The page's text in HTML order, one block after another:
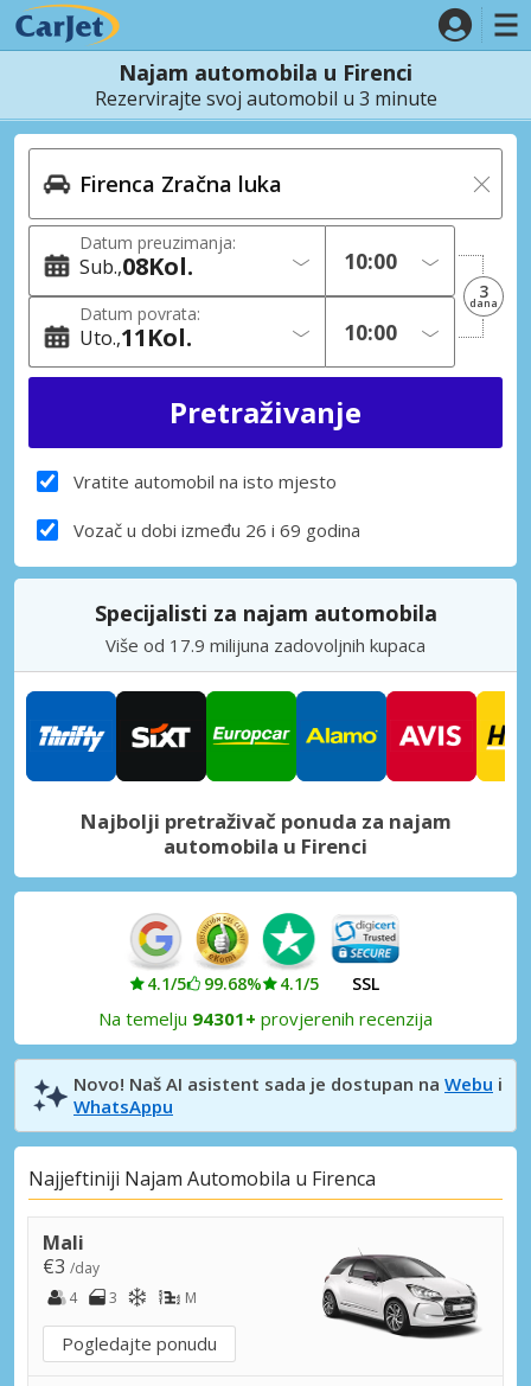
Najam automobila u Firenci
Rezervirajte svoj automobil u 3 minute
Datum preuzimanja:
Sub. 08Kol.
Datum povrata:
Uto. 11Kol.
3
dana
Vratite automobil na isto mjesto
Vozač u dobi između 26 i 69 godina
Specijalisti za najam automobila
Više od 17.9 milijuna zadovoljnih kupaca
Najbolji pretraživač ponuda za najam
automobila u Firenci
4.1/5 99.68% 4.1/5 SSL
Na temelju 94301+ provjerenih recenzija
Novo! Naš AI asistent sada je dostupan na Webu i
WhatsAppu
Najjeftiniji Najam Automobila u Firenca
Mali
€3 /day
4
3 M
Pogledajte ponudu